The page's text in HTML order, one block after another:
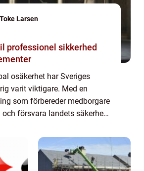
Toke Larsen
professionel sikkerhed
osäkerhet har Sveriges
varit viktigare. Med en
som förbereder medborgare
försvara landets säkerhet